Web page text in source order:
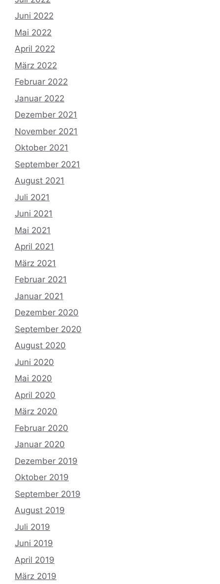
Juni 2022
Mai 2022
April 2022
März 2022
Februar 2022
Januar 2022
Dezember 2021
November 2021
Oktober 2021
September 2021
August 2021
Juli 2021
Juni 2021
Mai 2021
April 2021
März 2021
Februar 2021
Januar 2021
Dezember 2020
September 2020
August 2020
Juni 2020
Mai 2020
April 2020
März 2020
Februar 2020
Januar 2020
Dezember 2019
Oktober 2019
September 2019
August 2019
Juli 2019
Juni 2019
April 2019
März 2019